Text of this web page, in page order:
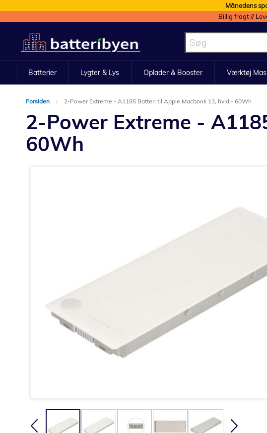
Månedens
Billig fragt //
to
Content
Batterier Lygter & Lys Oplader & Booster Værktøj
Forsiden 2-Power Extreme - A1185 Batteri til Apple Macbook 13, hvid - 60Wh
2-Power Extreme -
60Wh